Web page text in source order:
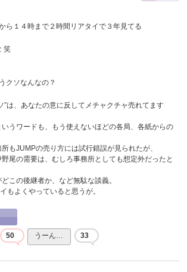
ら１４時まで２時間リアタイで３年見てる
笑
クソなんなの？
”は、あなたの意に反してメチャクチャ売れてます
いうワードも、もう使えないほどの各局、各紙からの
もJUMPの売り方には試行錯誤が見られたが、
尾の需要は、むしろ事務所としても想定外だったと
この後継者か、など無駄な談義。
もよくやっていると思うが。
50 うーん… 33